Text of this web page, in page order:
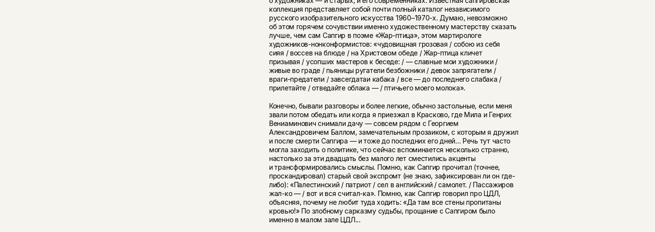
коллекция представляет собой почти полный каталог независимого
русского изобразительного искусства 1960–1970-х. Думаю, невозможно
об этом горячем сочувствии именно художественному мастерству сказать
лучше, чем сам Сапгир в поэме «Жар-птица», этом мартирологе
художников-нонконформистов: «чудовищная грозовая / собою из себя
сияя / воссев на блюде / на Христовом обеде / Жар-птица кличет
призывая / усопших мастеров к беседе: / — славные мои художники /
живые во граде / пьяницы ругатели безбожники / девок запрягатели /
враги-предатели / завсегдатаи кабака / все — до последнего слабака /
прилетайте / отведайте облака — / птичьего моего молока».
Конечно, бывали разговоры и более легкие, обычно застольные, если меня
звали потом обедать или когда я приезжал в Красково, где Мила и Генрих
Вениаминович снимали дачу — совсем рядом с Георгием
Александровичем Баллом, замечательным прозаиком, с которым я дружил
и после смерти Сапгира — и тоже до последних его дней... Речь тут часто
могла заходить о политике, что сейчас вспоминается несколько странно,
настолько за эти двадцать без малого лет сместились акценты
и трансформировались смыслы. Помню, как Сапгир прочитал (точнее,
проскандировал) старый свой экспромт (не знаю, зафиксирован ли он где-
либо): «Палестинский / патриот / сел в английский / самолет. / Пассажиров
жал-ко — / вот и вся считал-ка». Помню, как Сапгир говорил про ЦДЛ,
объясняя, почему не любит туда ходить: «Да там все стены пропитаны
кровью!» По злобному сарказму судьбы, прощание с Сапгиром было
именно в малом зале ЦДЛ...